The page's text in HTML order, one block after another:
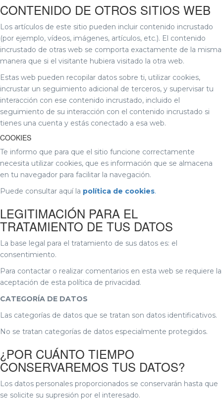
CONTENIDO DE OTROS SITIOS WEB
Los artículos de este sitio pueden incluir contenido incrustado
(por ejemplo, vídeos, imágenes, artículos, etc.). El contenido
incrustado de otras web se comporta exactamente de la misma
manera que si el visitante hubiera visitado la otra web.
Estas web pueden recopilar datos sobre ti, utilizar cookies,
incrustar un seguimiento adicional de terceros, y supervisar tu
interacción con ese contenido incrustado, incluido el
seguimiento de su interacción con el contenido incrustado si
tienes una cuenta y estás conectado a esa web.
COOKIES
Te informo que para que el sitio funcione correctamente
necesita utilizar cookies, que es información que se almacena
en tu navegador para facilitar la navegación.
Puede consultar aquí la política de cookies.
LEGITIMACIÓN PARA EL
TRATAMIENTO DE TUS DATOS
La base legal para el tratamiento de sus datos es: el
consentimiento.
Para contactar o realizar comentarios en esta web se requiere la
aceptación de esta política de privacidad.
CATEGORÍA DE DATOS
Las categorías de datos que se tratan son datos identificativos.
No se tratan categorías de datos especialmente protegidos.
¿POR CUÁNTO TIEMPO
CONSERVAREMOS TUS DATOS?
Los datos personales proporcionados se conservarán hasta que
se solicite su supresión por el interesado.